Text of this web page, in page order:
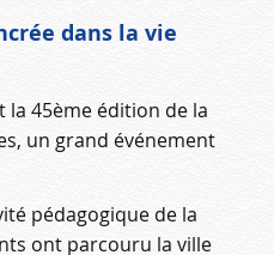
dans la vie
la 45ème édition de la
un grand événement
pédagogique de la
ont parcouru la ville